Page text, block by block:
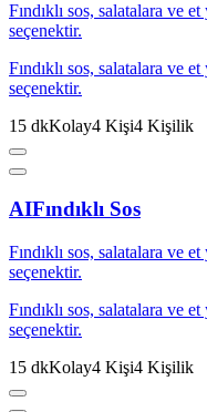
Fındıklı sos, salatalara ve
seçenektir.
Fındıklı sos, salatalara ve
seçenektir.
15 dkKolay4 Kişi4 Kişilik
AIFındıklı Sos
Fındıklı sos, salatalara ve
seçenektir.
Fındıklı sos, salatalara ve
seçenektir.
15 dkKolay4 Kişi4 Kişilik